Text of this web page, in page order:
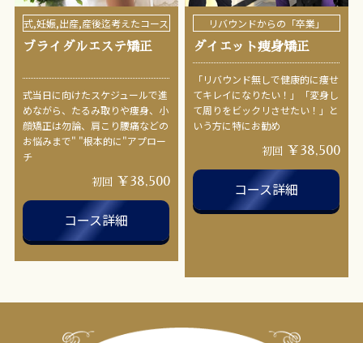
式,妊娠,出産,産後迄考えたコース
ブライダルエステ矯正
式当日に向けたスケジュールで進
めながら、たるみ取りや痩身、小
顔矯正は勿論、肩こり腰痛などの
お悩みまで" "根本的に"アプロー
チ
初回 ￥38,500
コース詳細
リバウンドからの「卒業」
ダイエット痩身矯正
「リバウンド無しで健康的に痩せ
てキレイになりたい！」「変身し
て周りをビックリさせたい！」と
いう方に特にお勧め
初回 ￥38,500
コース詳細